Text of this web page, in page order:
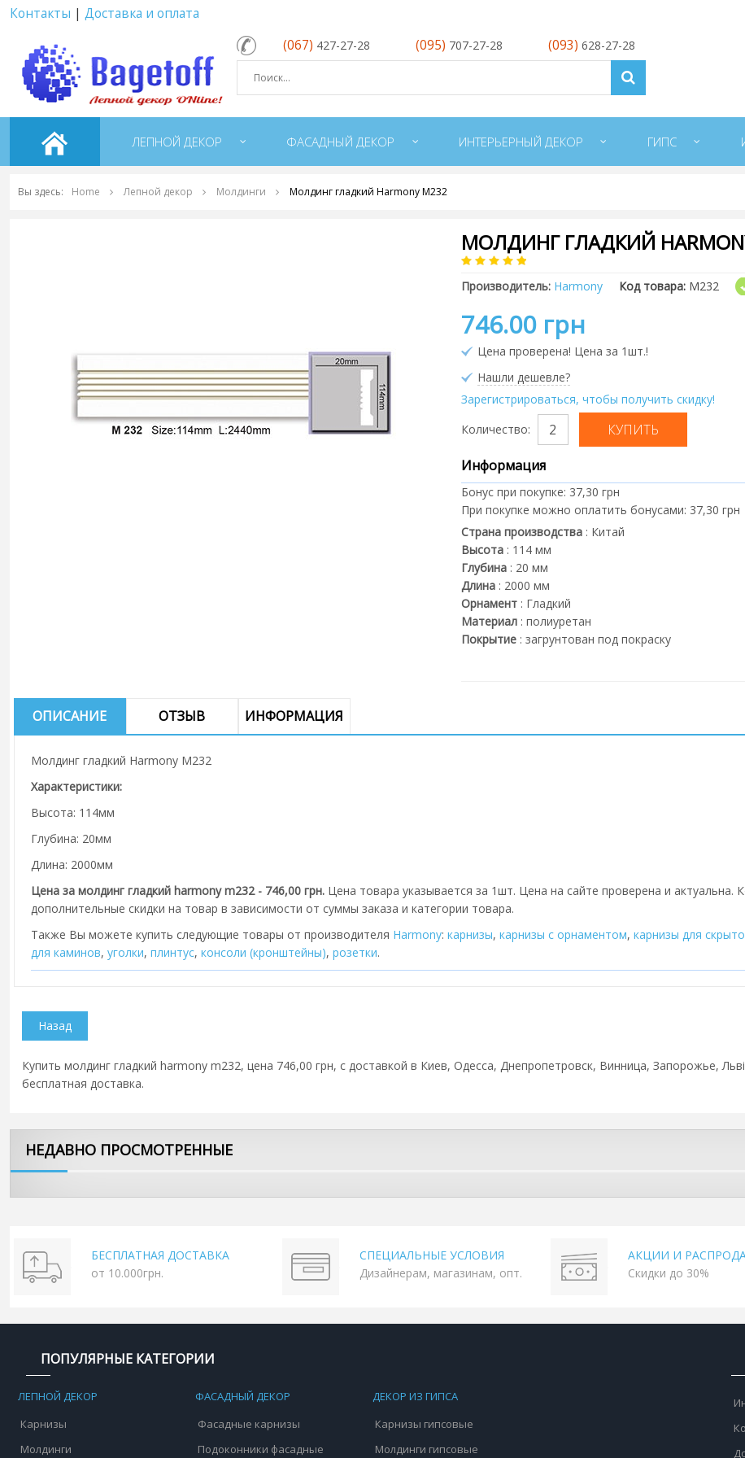
Контакты | Доставка и оплата
(067) 427-27-28 (095) 707-27-28 (093) 628-27-28
ЛЕПНОЙ ДЕКОР ФАСАДНЫЙ ДЕКОР ИНТЕРЬЕРНЫЙ ДЕКОР ГИПС
Вы здесь: Home Лепной декор Молдинги Молдинг гладкий Harmony M232
МОЛДИНГ ГЛАДКИЙ
Производитель: Harmony Код товара: M232
746.00 грн
Цена проверена! Цена за 1шт.!
Нашли дешевле?
Зарегистрироваться, чтобы получить скидку!
Количество:
Информация
Бонус при покупке: 37,30 грн
При покупке можно оплатить бонусами: 37,30 грн
Страна производства: Китай
Высота: 114 мм
Глубина: 20 мм
Длина: 2000 мм
Орнамент: Гладкий
Материал: полиуретан
Покрытие: загрунтован под покраску
ОПИСАНИЕ ОТЗЫВ ИНФОРМАЦИЯ
Молдинг гладкий Harmony M232
Характеристики:
Высота: 114мм
Глубина: 20мм
Длина: 2000мм
Цена за молдинг гладкий harmony m232 - 746,00 грн. Цена товара указывается за 1шт. Цена на сайте проверена и
дополнительные скидки на товар в зависимости от суммы заказа и категории товара.
Также Вы можете купить следующие товары от производителя Harmony: карнизы, карнизы с орнаментом, карнизы для
для каминов, уголки, плинтус, консоли (кронштейны), розетки.
Купить молдинг гладкий harmony m232, цена 746,00 грн, с доставкой в Киев, Одесса, Днепропетровск, Винница, Запорожье,
бесплатная доставка.
НЕДАВНО ПРОСМОТРЕННЫЕ
БЕСПЛАТНАЯ ДОСТАВКА
от 10.000грн.
СПЕЦИАЛЬНЫЕ УСЛОВИЯ
Дизайнерам, магазинам, опт.
АКЦИИ И
Скидки до 30%
ПОПУЛЯРНЫЕ КАТЕГОРИИ
ЛЕПНОЙ ДЕКОР
Карнизы
Молдинги
ФАСАДНЫЙ ДЕКОР
Фасадные карнизы
Подоконники фасадные
ДЕКОР ИЗ ГИПСА
Карнизы гипсовые
Молдинги гипсовые